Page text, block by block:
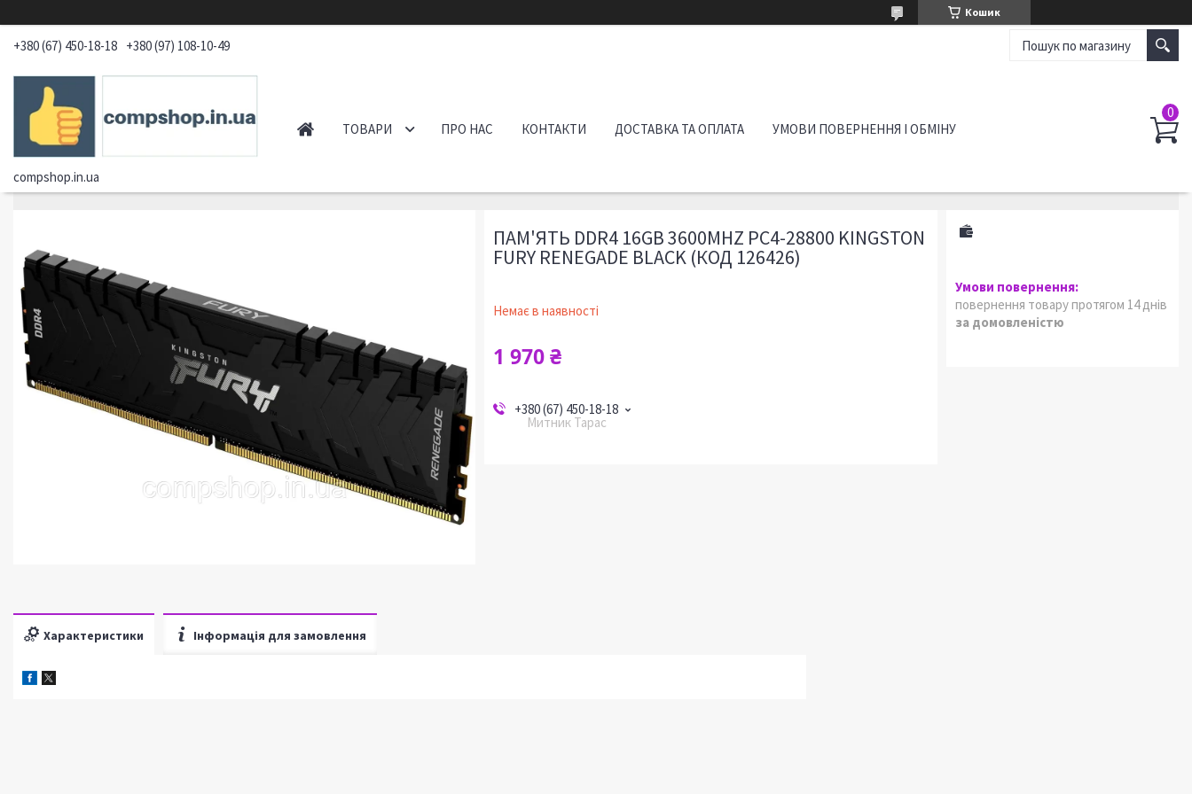
Кошик
+380 (67) 450-18-18 +380 (97) 108-10-49
compshop.in.ua
ТОВАРИ ПРО НАС КОНТАКТИ ДОСТАВКА ТА ОПЛАТА УМОВИ ПОВЕРНЕННЯ І ОБМІНУ
ПАМ'ЯТЬ DDR4 16GB 3600MHZ PC4-28800 KINGSTON
FURY RENEGADE BLACK (КОД 126426)
Немає в наявності
1 970 ₴
+380 (67) 450-18-18
Митник Тарас
повернення товару протягом 14 днів
за домовленістю
Характеристики Інформація для замовлення